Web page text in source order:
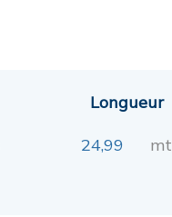
Longueur
24,99 mt